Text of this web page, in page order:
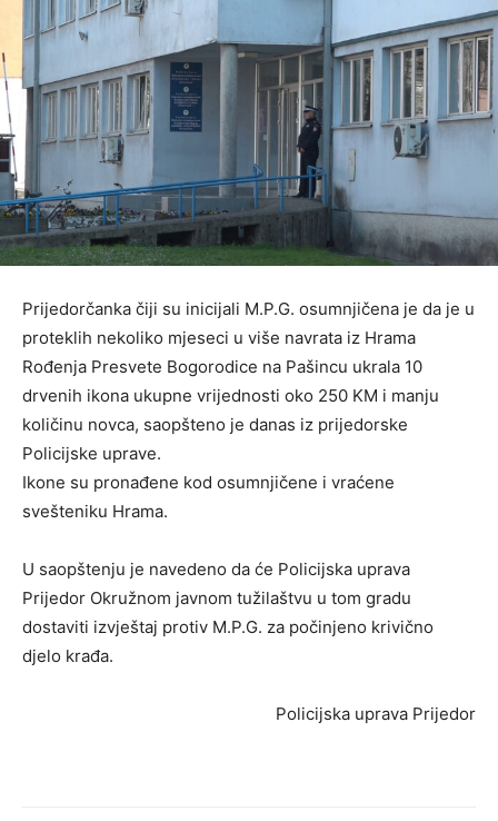
Prijedorčanka čiji su inicijali M.P.G. osumnjičena je da je u
proteklih nekoliko mjeseci u više navrata iz Hrama
Rođenja Presvete Bogorodice na Pašincu ukrala 10
drvenih ikona ukupne vrijednosti oko 250 KM i manju
količinu novca, saopšteno je danas iz prijedorske
Policijske uprave.
Ikone su pronađene kod osumnjičene i vraćene
svešteniku Hrama.
U saopštenju je navedeno da će Policijska uprava
Prijedor Okružnom javnom tužilaštvu u tom gradu
dostaviti izvještaj protiv M.P.G. za počinjeno krivično
djelo krađa.
Policijska uprava Prijedor